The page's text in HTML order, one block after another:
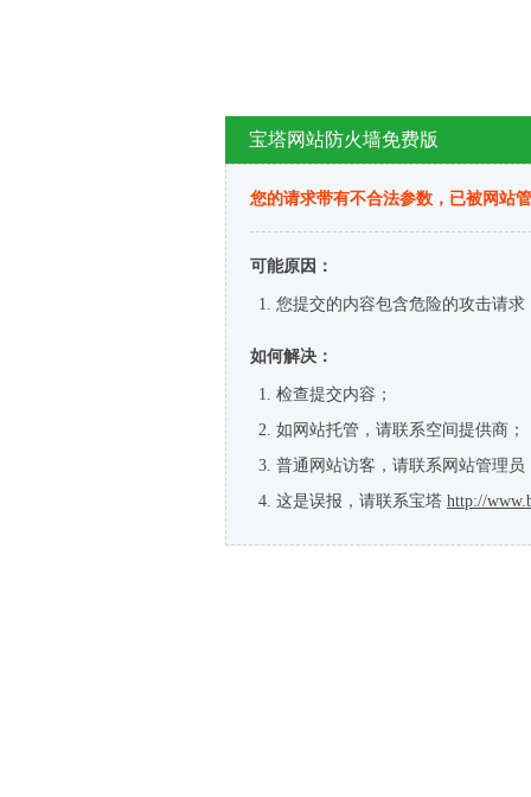
宝塔网站防火墙免费版
您的请求带有不合法参数，已被网站
可能原因：
您提交的内容包含危险的攻击请求
如何解决：
检查提交内容；
如网站托管，请联系空间提供商；
普通网站访客，请联系网站管理员
这是误报，请联系宝塔 http://